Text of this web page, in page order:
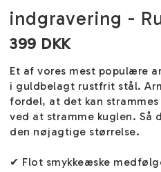
indgravering -
399 DKK
Et af vores mest populære
i guldbelagt rustfrit stål.
fordel, at det kan
ved at stramme kuglen. Så
den nøjagtige størrelse.
✔ Flot smykkeæske